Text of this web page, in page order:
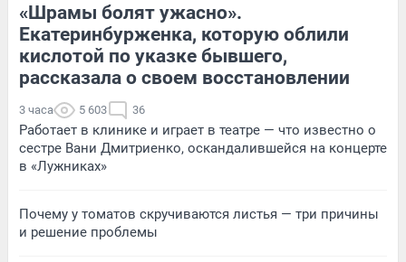
«Шрамы болят ужасно».
Екатеринбурженка, которую облили
кислотой по указке бывшего,
рассказала о своем восстановлении
3 часа 5 603 36
Работает в клинике и играет в театре — что известно о
сестре Вани Дмитриенко, оскандалившейся на концерте
в «Лужниках»
Почему у томатов скручиваются листья — три причины
и решение проблемы